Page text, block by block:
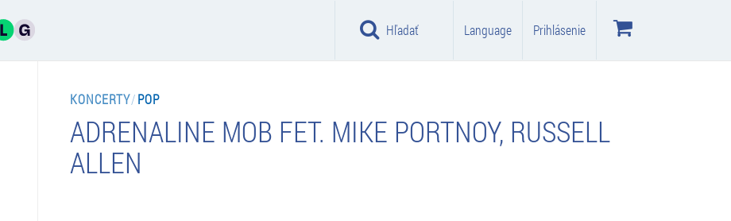
Hľadať Language Prihlásenie
KONCERTY/POP
ADRENALINE MOB FET. MIKE PORTNOY, RUSSELL
ALLEN